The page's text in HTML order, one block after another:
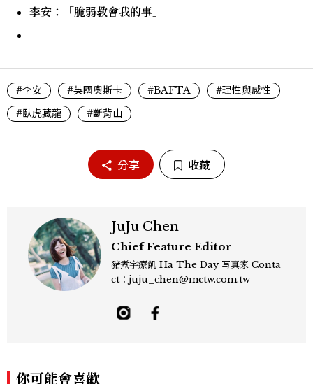
李安：「脆弱教會我的事」
#李安 #英國奧斯卡 #BAFTA
#理性與感性
#臥虎藏龍
#斷背山
分享 收藏
JuJu Chen
Chief Feature Editor
豬煮字療飢 Ha The Day 写真家 Conta
ct：juju_chen@mctw.com.tw
你可能會喜歡